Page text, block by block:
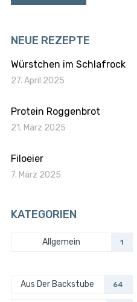
NEUE REZEPTE
Würstchen im Schlafrock
27. April 2025
Protein Roggenbrot
21. März 2025
Filoeier
7. März 2025
KATEGORIEN
Allgemein 1
Aus Der Backstube 64